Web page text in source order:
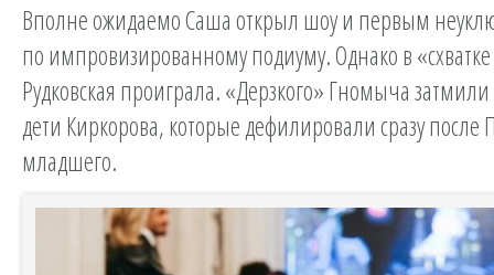
Вполне ожидаемо Саша открыл шоу и первым
по импровизированному подиуму. Однако в
Рудковская проиграла. «Дерзкого» Гномыча
дети Киркорова, которые дефилировали сразу
младшего.